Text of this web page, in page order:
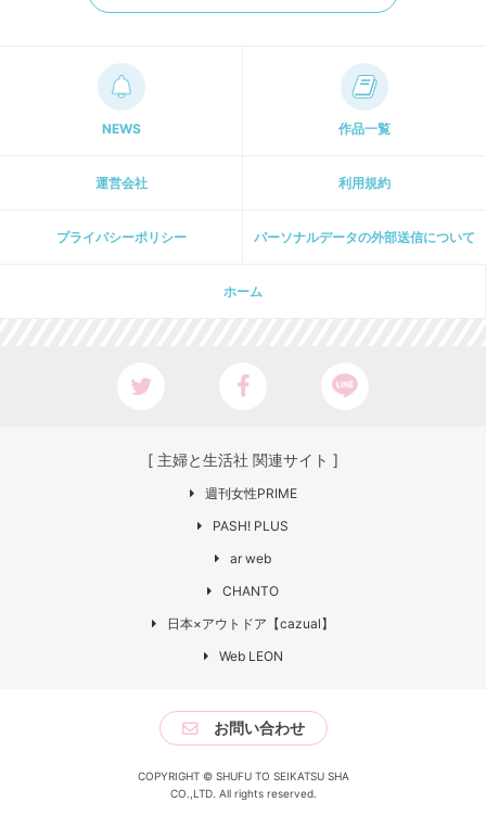
NEWS 作品一覧
運営会社 利用規約
プライパシーポリシー パーソナルデータの外部送信について
ホーム
[ 主婦と生活社 関連サイト ]
週刊女性PRIME
PASH! PLUS
ar web
CHANTO
日本×アウトドア【cazual】
Web LEON
お問い合わせ
COPYRIGHT © SHUFU TO SEIKATSU SHA
CO.,LTD. All rights reserved.